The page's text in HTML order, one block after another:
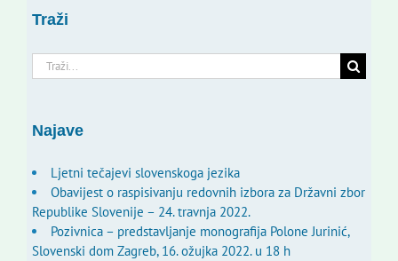
Traži
Traži...
Najave
Ljetni tečajevi slovenskoga jezika
Obavijest o raspisivanju redovnih izbora za Državni zbor
Republike Slovenije – 24. travnja 2022.
Pozivnica – predstavljanje monografija Polone Jurinić,
Slovenski dom Zagreb, 16. ožujka 2022. u 18 h